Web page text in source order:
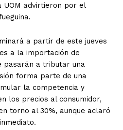
UOM advirtieron por el
a partir de este jueves
a la importación de
pasarán a tributar una
forma parte de una
la competencia y
los precios al consumidor,
torno al 30%, aunque aclaró